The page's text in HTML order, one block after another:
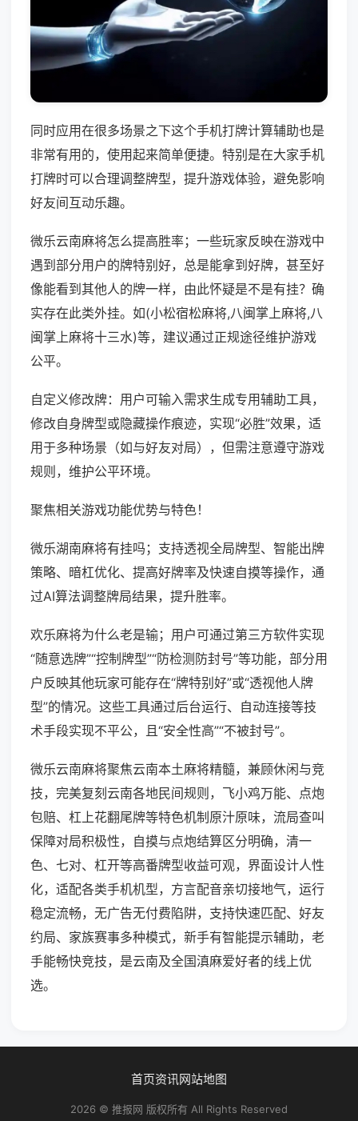
同时应用在很多场景之下这个手机打牌计算辅助也是
非常有用的，使用起来简单便捷。特别是在大家手机
打牌时可以合理调整牌型，提升游戏体验，避免影响
好友间互动乐趣。
微乐云南麻将怎么提高胜率；一些玩家反映在游戏中
遇到部分用户的牌特别好，总是能拿到好牌，甚至好
像能看到其他人的牌一样，由此怀疑是不是有挂？确
实存在此类外挂。如(小松宿松麻将,八闽掌上麻将,八
闽掌上麻将十三水)等，建议通过正规途径维护游戏
公平。
自定义修改牌：用户可输入需求生成专用辅助工具，
修改自身牌型或隐藏操作痕迹，实现“必胜”效果，适
用于多种场景（如与好友对局），但需注意遵守游戏
规则，维护公平环境。
聚焦相关游戏功能优势与特色！
微乐湖南麻将有挂吗；支持透视全局牌型、智能出牌
策略、暗杠优化、提高好牌率及快速自摸等操作，通
过AI算法调整牌局结果，提升胜率。
欢乐麻将为什么老是输；用户可通过第三方软件实现
“随意选牌”“控制牌型”“防检测防封号”等功能，部分用
户反映其他玩家可能存在“牌特别好”或“透视他人牌
型”的情况。这些工具通过后台运行、自动连接等技
术手段实现不平公，且“安全性高”“不被封号”。
微乐云南麻将聚焦云南本土麻将精髓，兼顾休闲与竞
技，完美复刻云南各地民间规则，飞小鸡万能、点炮
包赔、杠上花翻尾牌等特色机制原汁原味，流局查叫
保障对局积极性，自摸与点炮结算区分明确，清一
色、七对、杠开等高番牌型收益可观，界面设计人性
化，适配各类手机机型，方言配音亲切接地气，运行
稳定流畅，无广告无付费陷阱，支持快速匹配、好友
约局、家族赛事多种模式，新手有智能提示辅助，老
手能畅快竞技，是云南及全国滇麻爱好者的线上优
选。
首页资讯网站地图
2026 © 推报网 版权所有 All Rights Reserved